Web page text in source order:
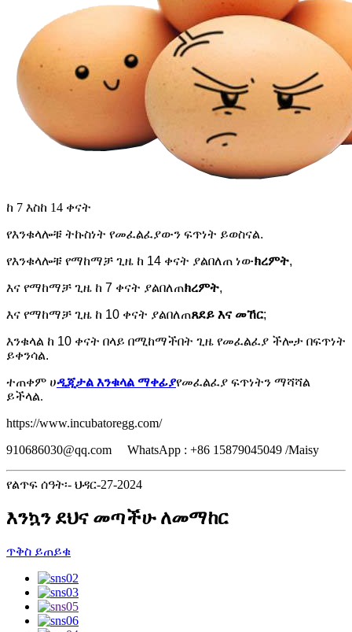
ከ 7 እስከ 14 ቀናት
የእንቁላሎቹ ትኩስነት የመፈልፈያውን ፍጥነት ይወስናል.
የእንቁላሎቹ የማከማቻ ጊዜ ከ 14 ቀናት ያልበለጠ ነውክረምት,
እና የማከማቻ ጊዜ ከ 7 ቀናት ያልበለጠክረምት,
እና የማከማቻ ጊዜ ከ 10 ቀናት ያልበለጠጸደይ እና መኸር;
እንቁላል ከ 10 ቀናት በላይ በሚከማችበት ጊዜ የመፈልፈያ ችሎታ በፍጥነት
ይቀንሳል.
ተጠቀም ሀዲጂታል እንቁላል ማቀፊያየመፈልፈያ ፍጥነትን ማሻሻል
ይችላል.
https://www.incubatoregg.com/
910686030@qq.com WhatsApp : +86 15879045049 /Maisy
የልጥፍ ሰዓት፡- ህዳር-27-2024
እንኳን ደህና መጣችሁ ለመማከር
ጥቅስ ይጠይቁ